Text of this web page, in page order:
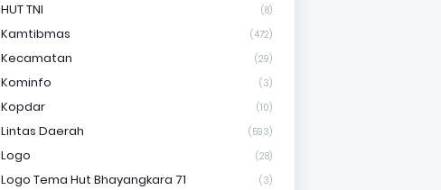
HUT TNI (8)
Kamtibmas (472)
Kecamatan (29)
Kominfo (3)
Kopdar (10)
Lintas Daerah (593)
Logo (28)
Logo Tema Hut Bhayangkara 71 (3)